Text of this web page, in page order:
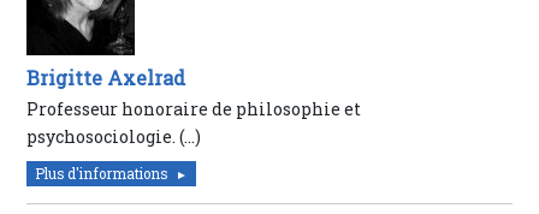
Brigitte Axelrad
Professeur honoraire de philosophie et
psychosociologie. (…)
Plus d'informations